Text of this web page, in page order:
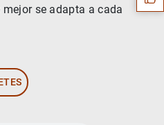
se adapta a cada